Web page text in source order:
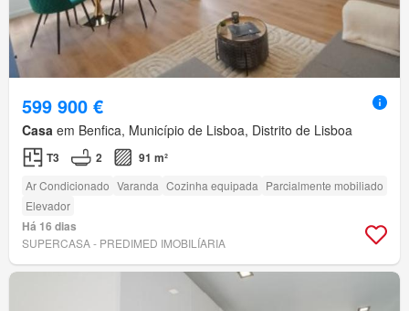
599 900 €
Casa em Benfica, Município de Lisboa, Distrito de Lisboa
T3 2 91 m²
Ar Condicionado Varanda Cozinha equipada Parcialmente mobiliado
Elevador
Há 16 dias
SUPERCASA - PREDIMED IMOBILÍARIA